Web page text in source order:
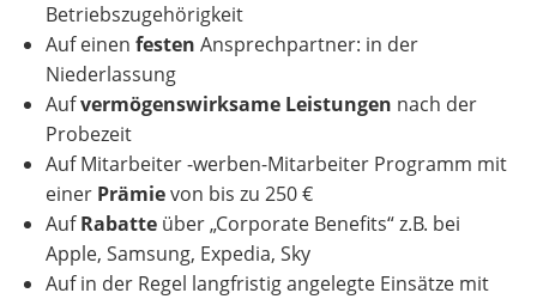
Betriebszugehörigkeit
Auf einen festen Ansprechpartner: in der
Niederlassung
Aufvermögenswirksame Leistungen nach der
Probezeit
Auf Mitarbeiter -werben-Mitarbeiter Programm mit
einer Prämievon bis zu 250 €
AufRabatte über „Corporate Benefits“ z.B. bei
Apple, Samsung, Expedia, Sky
Auf in der Regel langfristig angelegte Einsätze mit